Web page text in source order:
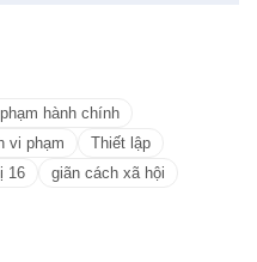
hành chính
vi phạm
Thiết lập
16
giãn cách xã hội